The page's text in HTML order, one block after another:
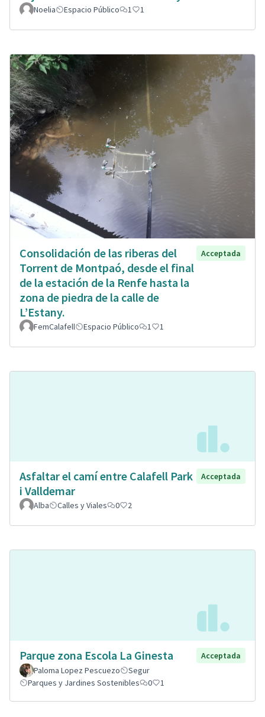
Noelia Espacio Público 1 1
Consolidación de las riberas del
Torrent de Montpaó, desde el final
de la estación de la Renfe hasta la
zona de piedra de la calle de
L’Estany.
Acceptada
FemCalafell Espacio Público 1 1
Asfaltar el camí entre Calafell Park
i Valldemar
Acceptada
Alba Calles y Viales 0 2
Parque zona Escola La Ginesta
Acceptada
Paloma Lopez Pescuezo
Segur
Parques y Jardines Sostenibles
0 1